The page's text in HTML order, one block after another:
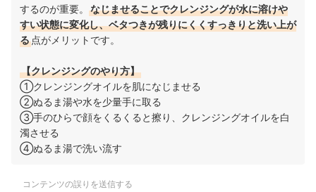
するのが重要。
なじませることでクレンジングが水に溶けや
すい状態に変化し、ベタつきが残りにくくすっきりと洗い上が
る 点がメリットです。
【クレンジングのやり方】
①クレンジングオイルを肌になじませる
②ぬるま湯や水を少量手に取る
③手のひらで顔をくるくると擦り、クレンジングオイルを白
濁させる
④ぬるま湯で洗い流す
コンテンツの誤りを送信する